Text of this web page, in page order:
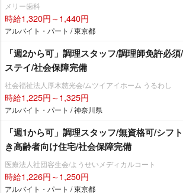
メリー歯科
時給1,320円～1,440円
アルバイト・パート / 東京都
「週2から可」調理スタッフ/調理師免許必
ステイ/社会保障完備
社会福祉法人厚木慈光会/ムツイアイホーム うるわし
時給1,225円～1,325円
アルバイト・パート / 神奈川県
「週1から可」調理スタッフ/無資格可/シフ
き高齢者向け住宅/社会保障完備
医療法人社団容生会/ようせいメディカルコート
時給1,226円～1,250円
アルバイト・パート / 東京都